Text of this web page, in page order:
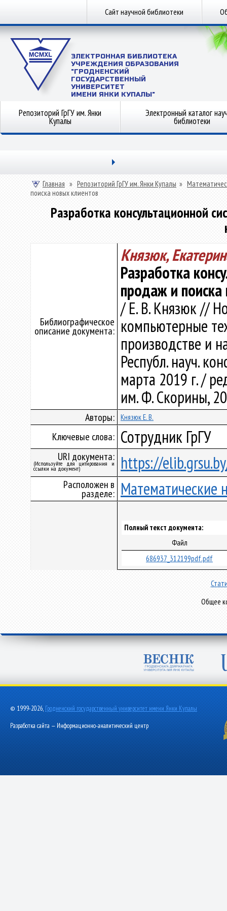
Сайт научной библиотеки
ЭЛЕКТРОННАЯ БИБЛИОТЕКА
УЧРЕЖДЕНИЯ ОБРАЗОВАНИЯ
"ГРОДНЕНСКИЙ
ГОСУДАРСТВЕННЫЙ
УНИВЕРСИТЕТ
ИМЕНИ ЯНКИ КУПАЛЫ"
Репозиторий ГрГУ им. Янки
Купалы
Электронный каталог
библиотеки
Главная » Репозиторий ГрГУ им. Янки Купалы »
поиска новых клиентов
Разработка консультационной
Библиографическое
описание документа:
Князюк,
Разработка
продаж и
/ Е. В. Князюк //
компьютерные
производстве и
Республ. науч.
марта 2019 г. /
им. Ф. Скорины,
Авторы: Князюк Е. В.
Ключевые слова: Сотрудник ГрГУ
URI документа:
(Используйте для цитирования и
ссылки на документ) https://
Расположен в
разделе: Математические
Полный текст документа:
Файл
686937_312199pdf.pdf
Общее
© 1999-2026, Гродненский государственный университет имени Янки Купалы
Разработка сайта — Информационно-аналитический центр